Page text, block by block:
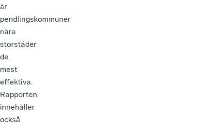
är
pendlingskommuner
nära
storstäder
de
mest
effektiva.
Rapporten
innehåller
också